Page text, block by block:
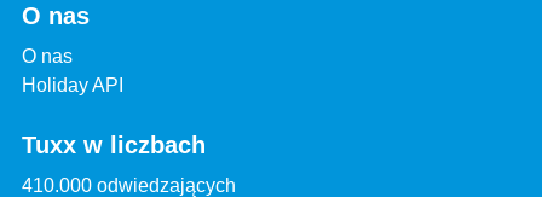
O nas
O nas
Holiday API
Tuxx w liczbach
410.000 odwiedzających